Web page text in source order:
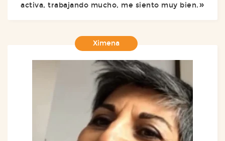
activa, trabajando mucho, me siento muy bien.
Ximena